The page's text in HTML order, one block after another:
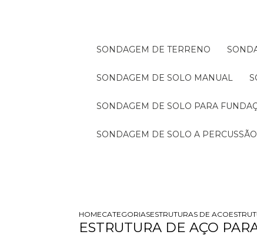
SONDAGEM DE TERRENO
SONDAGEM DE SOLO MANUAL
SONDAGEM DE SOLO PARA
SONDAGEM DE SOLO A PERCUSSÃO
HOMECATEGORIASESTRUTURAS DE ACO
ESTRUTURA DE AÇO